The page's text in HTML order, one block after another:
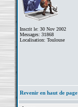
Inscrit le: 30 Nov 2002
Messages: 31868
Localisation: Toulouse
Revenir en haut de page